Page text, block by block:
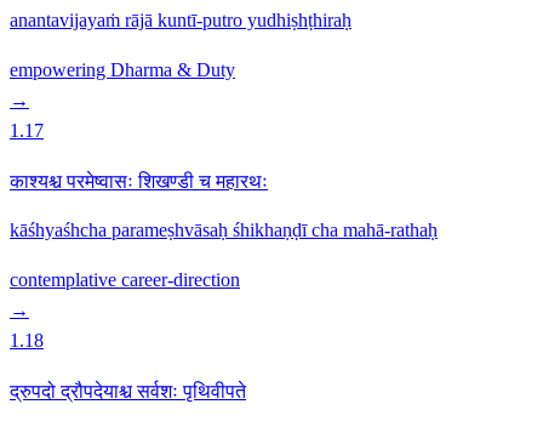
anantavijayaṁ rājā kuntī-putro yudhiṣhṭhiraḥ
empowering Dharma & Duty
→
1.17
काश्यश्च परमेष्वासः शिखण्डी च महारथः
kāśhyaśhcha parameṣhvāsaḥ śhikhaṇḍī cha mahā-rathaḥ
contemplative career-direction
→
1.18
द्रुपदो द्रौपदेयाश्च सर्वशः पृथिवीपते